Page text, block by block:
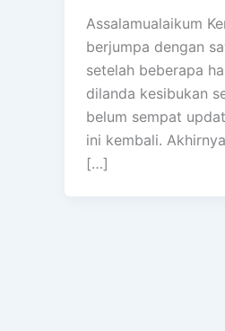
Assalamualaikum
berjumpa dengan
setelah beberapa
dilanda kesibukan
belum sempat
ini kembali.
[…]